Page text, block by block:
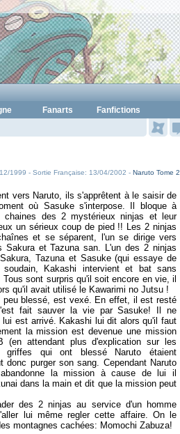
Fanarts
Fanfictions
1999 - Sortie Française: 13/04/2002 - Naruto Tome 2
vers Naruto, ils s'apprêtent à le saisir de
où Sasuke s'interpose. Il bloque à
chaines des 2 mystérieux ninjas et leur
un sérieux coup de pied !! Les 2 ninjas
et se séparent, l'un se dirige vers
Sakura et Tazuna san. L'un des 2 ninjas
Tazuna et Sasuke (qui essaye de
soudain, Kakashi intervient et bat sans
sont surpris qu'il soit encore en vie, il
qu'il avait utilisé le Kawarimi no Jutsu !
peu blessé, est vexé. En effet, il est resté
fait sauver la vie par Sasuke! Il ne
lui est arrivé. Kakashi lui dit alors qu'il faut
la mission est devenue une mission
(en attendant plus d'explication sur les
qui ont blessé Naruto étaient
donc purger son sang. Cependant Naruto
la mission à cause de lui il
dans la main et dit que la mission peut
des 2 ninjas au service d'un homme
lui même regler cette affaire. On le
montagnes cachées: Momochi Zabuza!